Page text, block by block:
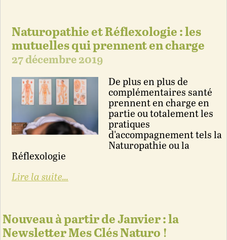
Naturopathie et Réflexologie : les
mutuelles qui prennent en charge
27 décembre 2019
De plus en plus de
complémentaires santé
prennent en charge en
partie ou totalement les
pratiques
d'accompagnement tels la
Naturopathie ou la
Réflexologie
Lire la suite...
Nouveau à partir de Janvier : la
Newsletter Mes Clés Naturo !